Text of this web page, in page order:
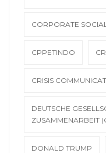
CORPORATE
CPPETINDO
CRISIS
DEUTSCHE
ZUSAMMENARBEIT
DONALD TRUMP